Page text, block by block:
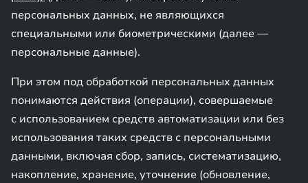
персональных данных, не являющихся
специальными или биометрическими (далее —
персональные данные).
При этом под обработкой персональных данных
понимаются действия (операции), совершаемые
с использованием средств автоматизации или без
использования таких средств с персональными
данными, включая сбор, запись, систематизацию,
накопление, хранение, уточнение (обновление,